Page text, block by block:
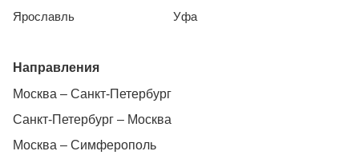
Ярославль
Уфа
Направления
Москва – Санкт-Петербург
Санкт-Петербург – Москва
Москва – Симферополь